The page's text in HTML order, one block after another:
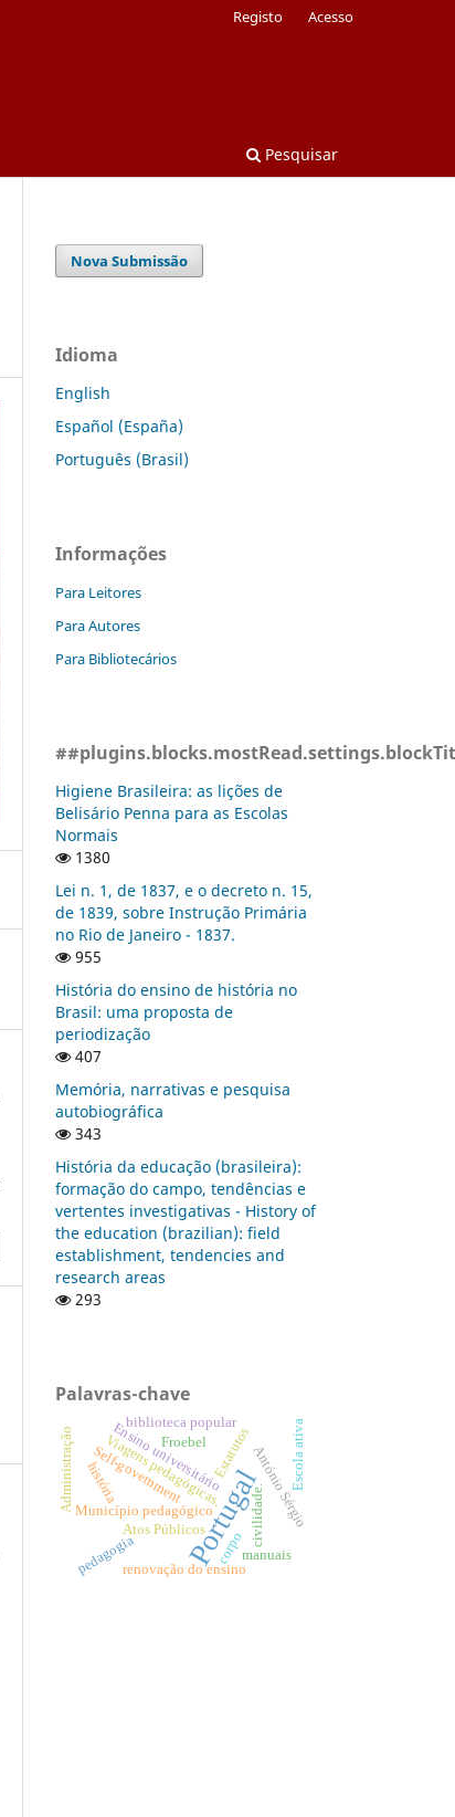
Pesquisar
Registo Acesso
Nova Submissão
Idioma
English
Español (España)
Português (Brasil)
Informações
Para Leitores
Para Autores
Para Bibliotecários
Higiene Brasileira: as lições de
Belisário Penna para as Escolas
Normais
1380
Lei n. 1, de 1837, e o decreto n. 15,
de 1839, sobre Instrução Primária
no Rio de Janeiro - 1837.
955
História do ensino de história no
Brasil: uma proposta de
periodização
407
Memória, narrativas e pesquisa
autobiográfica
343
História da educação (brasileira):
formação do campo, tendências e
vertentes investigativas - History of
the education (brazilian): field
establishment, tendencies and
research areas
293
Palavras-chave
Portugal
Município pedagógico
Viagens pedagógicas. António Sérgio
Atos Públicos
Administração Ensino universitárioEstatutos
pedagogia
biblioteca popular
renovação do ensino
Self-government
corpo
civilidade.
manuais
história Escola ativa
Froebel